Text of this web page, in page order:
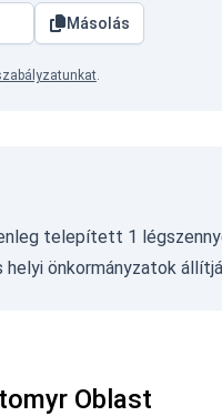
Másolás
.
telepített 1
önkormányzatok
Oblast